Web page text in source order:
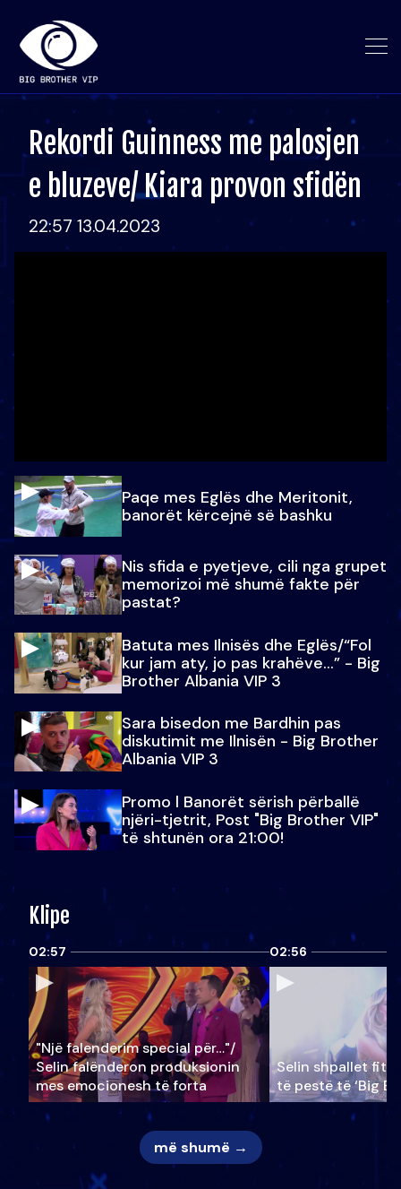
Rekordi Guinness me palosjen
e bluzeve/ Kiara provon sfidën
22:57 13.04.2023
Paqe mes Eglës dhe Meritonit,
banorët kërcejnë së bashku
Nis sfida e pyetjeve, cili nga grupet
memorizoi më shumë fakte për
pastat?
Batuta mes Ilnisës dhe Eglës/“Fol
kur jam aty, jo pas krahëve…” - Big
Brother Albania VIP 3
Sara bisedon me Bardhin pas
diskutimit me Ilnisën - Big Brother
Albania VIP 3
Promo l Banorët sërish përballë
njëri-tjetrit, Post "Big Brother VIP"
të shtunën ora 21:00!
Klipe
02:57
"Një falenderim special për…"/
Selin falënderon produksionin
mes emocionesh të forta
02:56
Selin shpallet
të pestë të ‘Big
më shumë →